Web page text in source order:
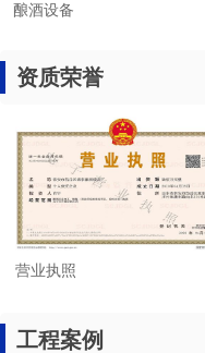
酿酒设备
资质荣誉
营业执照
工程案例